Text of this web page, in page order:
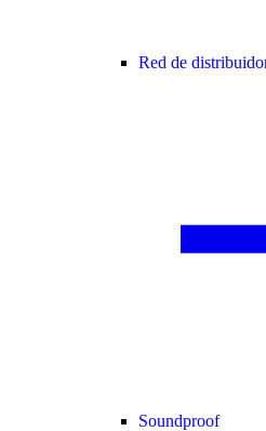
Red de
Soundproof